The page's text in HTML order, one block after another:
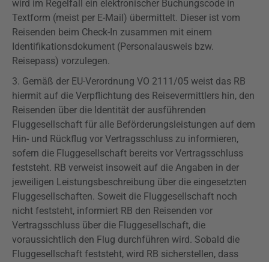
wird im Regelfall ein elektronischer Buchungscode in
Textform (meist per E-Mail) übermittelt. Dieser ist vom
Reisenden beim Check-In zusammen mit einem
Identifikationsdokument (Personalausweis bzw.
Reisepass) vorzulegen.
3. Gemäß der EU-Verordnung VO 2111/05 weist das RB
hiermit auf die Verpflichtung des Reisevermittlers hin, den
Reisenden über die Identität der ausführenden
Fluggesellschaft für alle Beförderungsleistungen auf dem
Hin- und Rückflug vor Vertragsschluss zu informieren,
sofern die Fluggesellschaft bereits vor Vertragsschluss
feststeht. RB verweist insoweit auf die Angaben in der
jeweiligen Leistungsbeschreibung über die eingesetzten
Fluggesellschaften. Soweit die Fluggesellschaft noch
nicht feststeht, informiert RB den Reisenden vor
Vertragsschluss über die Fluggesellschaft, die
voraussichtlich den Flug durchführen wird. Sobald die
Fluggesellschaft feststeht, wird RB sicherstellen, dass